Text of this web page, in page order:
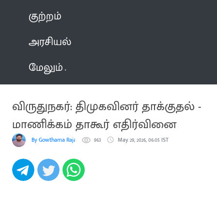
குற்றம்
அரசியல்
மேலும்
விருதுநகர்: திமுகவினர் தாக்குதல் -
மாணிக்கம் தாகூர் எதிர்வினை
By Gowthama Rajakumaran963 May 29, 2026, 06:05 IST